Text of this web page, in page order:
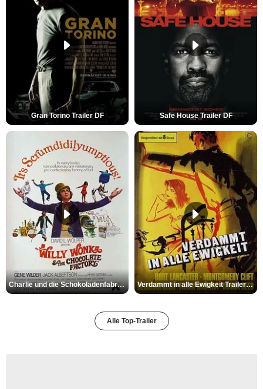
Gran Torino Trailer DF Safe House Trailer DF
Charlie und die Schokoladenfabrik Trailer OV Verdammt in alle Ewigkeit Trailer OV
Alle Top-Trailer